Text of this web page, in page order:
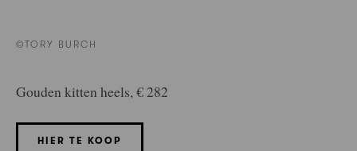
©TORY BURCH
Gouden kitten heels, € 282
HIER TE KOOP